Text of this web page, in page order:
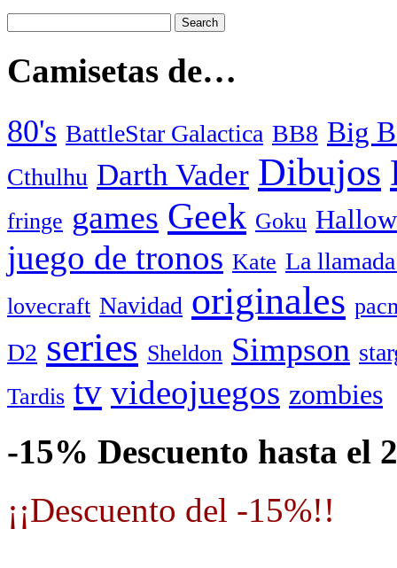
Camisetas de…
80's BattleStar Galactica BB8 Big
Cthulhu Darth Vader Dibujos
fringe games Geek Goku
juego de tronos Kate La
lovecraft Navidad originales
D2 series Sheldon Simpson
Tardis tv videojuegos zombies
-15% Descuento hasta el
¡¡Descuento del -15%!!